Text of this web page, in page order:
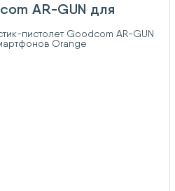
AR-GUN для
Orange